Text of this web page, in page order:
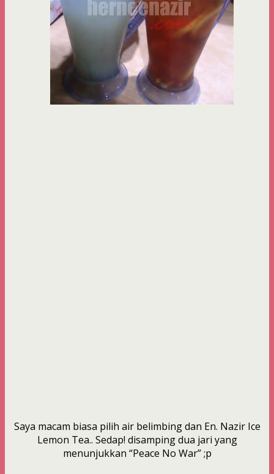
Saya macam biasa pilih air belimbing dan En. Nazir Ice
Lemon Tea.. Sedap! disamping dua jari yang
menunjukkan “Peace No War” ;p